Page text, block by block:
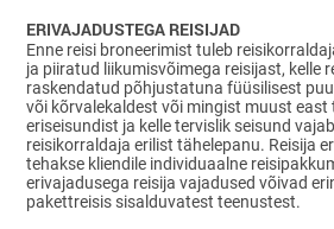
ERIVAJADUSTEGA REISIJAD
Enne reisi broneerimist tuleb
ja piiratud liikumisvõimega reisijast, kelle
raskendatud põhjustatuna füüsilisest
või kõrvalekaldest või mingist muust
eriseisundist ja kelle tervislik seisund
reisikorraldaja erilist tähelepanu. Reisija
tehakse kliendile individuaalne
erivajadusega reisija vajadused võivad
pakettreisis sisalduvatest teenustest.